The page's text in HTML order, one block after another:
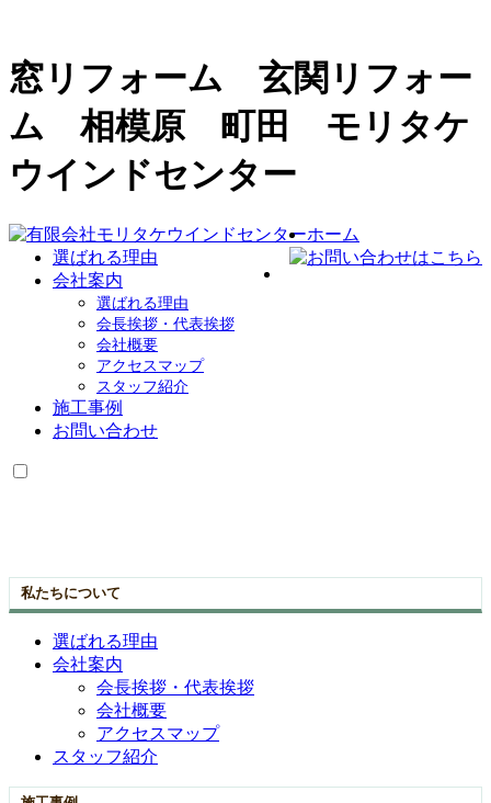
窓リフォーム 玄関リフォー
ム 相模原 町田 モリタケ
ウインドセンター
ホーム
選ばれる理由
会社案内
選ばれる理由
会長挨拶・代表挨拶
会社概要
アクセスマップ
スタッフ紹介
施工事例
お問い合わせ
私たちについて
選ばれる理由
会社案内
会長挨拶・代表挨拶
会社概要
アクセスマップ
スタッフ紹介